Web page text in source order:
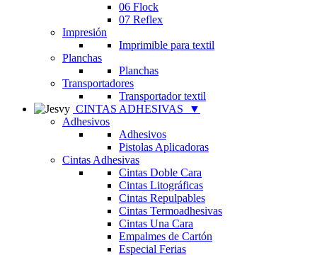
06 Flock
07 Reflex
Impresión
Imprimible para textil
Planchas
Planchas
Transportadores
Transportador textil
CINTAS ADHESIVAS
▼
Adhesivos
Adhesivos
Pistolas Aplicadoras
Cintas Adhesivas
Cintas Doble Cara
Cintas Litográficas
Cintas Repulpables
Cintas Termoadhesivas
Cintas Una Cara
Empalmes de Cartón
Especial Ferias